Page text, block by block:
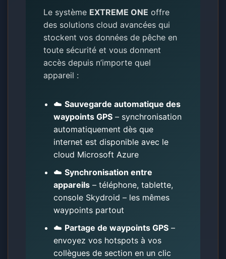
Le système EXTREME ONE offre
des solutions cloud avancées qui
stockent vos données de pêche en
toute sécurité et vous donnent
accès depuis n’importe quel
appareil :
☁️Sauvegarde automatique des
waypoints GPS – synchronisation
automatiquement dès que
internet est disponible avec le
cloud Microsoft Azure
☁️Synchronisation entre
appareils – téléphone, tablette,
console Skydroid – les mêmes
waypoints partout
☁️ Partage de waypoints GPS –
envoyez vos hotspots à vos
collègues de section en un clic